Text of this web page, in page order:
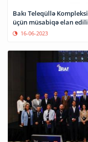
Bakı Teleqüllə
üçün müsabiqə elan
16-06-2023